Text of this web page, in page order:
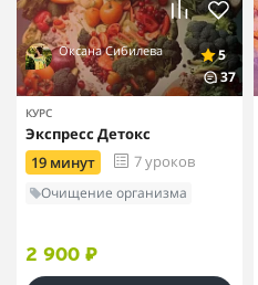
Оксана Сибилева
5
37
КУРС
Экспресс Детокс
19 минут
7 уроков
Очищение организма
2 900 ₽